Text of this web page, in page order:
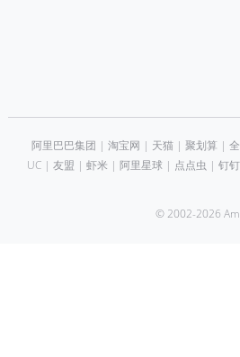
阿里巴巴集团 | 淘宝网 | 天猫| 聚划算 |
UC| 友盟 | 虾米 | 阿里星球| 点点虫 | 钉钉
© 2002-2026